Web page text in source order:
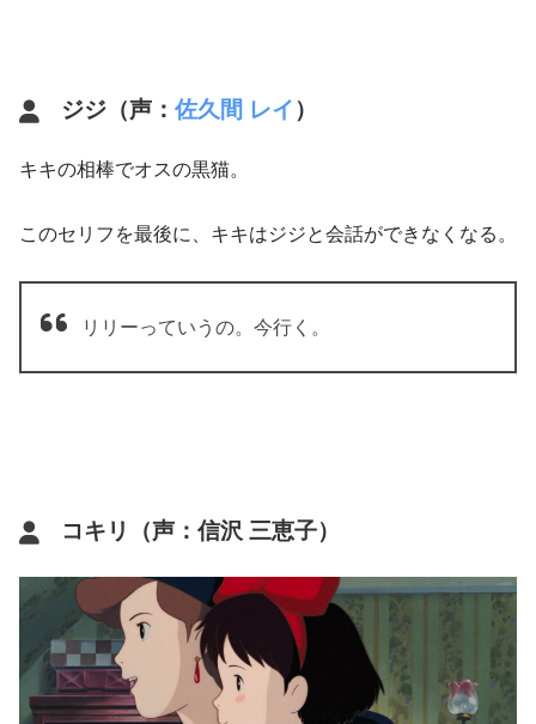
ジジ（声： 佐久間 レイ ）
キキの相棒でオスの黒猫。
このセリフを最後に、キキはジジと会話ができなくなる。
リリーっていうの。今行く。
コキリ（声：信沢 三恵子）